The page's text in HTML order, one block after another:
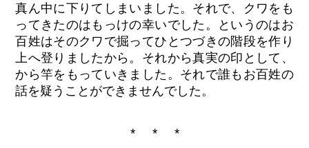
真ん中に下りてしまいました。それで、クワをも
ってきたのはもっけの幸いでした。というのはお
百姓はそのクワで掘ってひとつづきの階段を作り
上へ登りましたから。それから真実の印として、
から竿をもっていきました。それで誰もお百姓の
話を疑うことができませんでした。
* * *